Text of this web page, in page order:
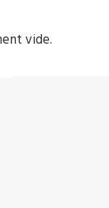
vide.